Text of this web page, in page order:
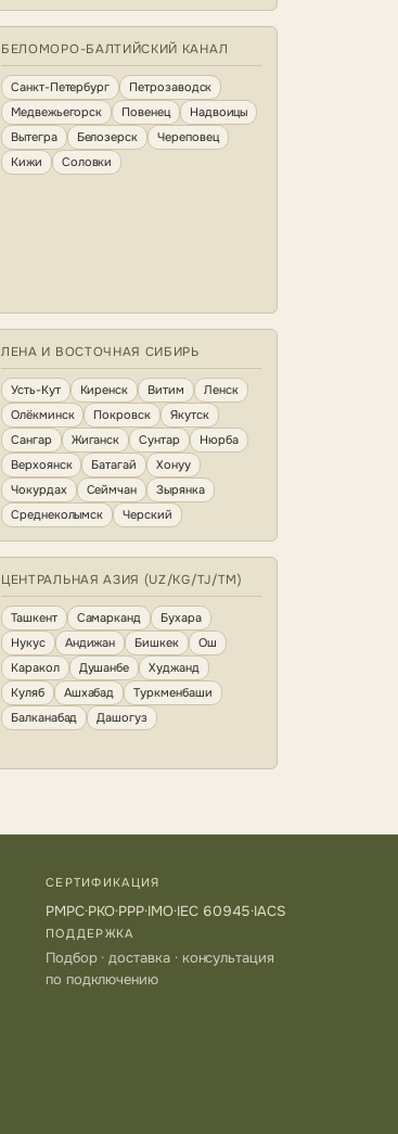
БЕЛОМОРО-БАЛТИЙСКИЙ КАНАЛ
Санкт-Петербург
Петрозаводск
Медвежьегорск
Повенец
Надвоицы
Вытегра
Белозерск
Череповец
Кижи
Соловки
ЛЕНА И ВОСТОЧНАЯ СИБИРЬ
Усть-Кут Киренск Витим
Ленск
Олёкминск
Покровск
Якутск
Сангар
Жиганск Сунтар
Нюрба
Верхоянск
Батагай
Хонуу
Чокурдах
Сеймчан
Зырянка
Среднеколымск
Черский
ЦЕНТРАЛЬНАЯ АЗИЯ (UZ/KG/TJ/TM)
Ташкент Самарканд
Бухара
Нукус
Андижан Бишкек
Ош
Каракол
Душанбе
Худжанд
Куляб
Ашхабад
Туркменбаши
Балканабад
Дашогуз
СЕРТИФИКАЦИЯ
РМРС·РКО·РРР·IMO·IEC 60945·IACS
ПОДДЕРЖКА
Подбор · доставка · консультация
по подключению